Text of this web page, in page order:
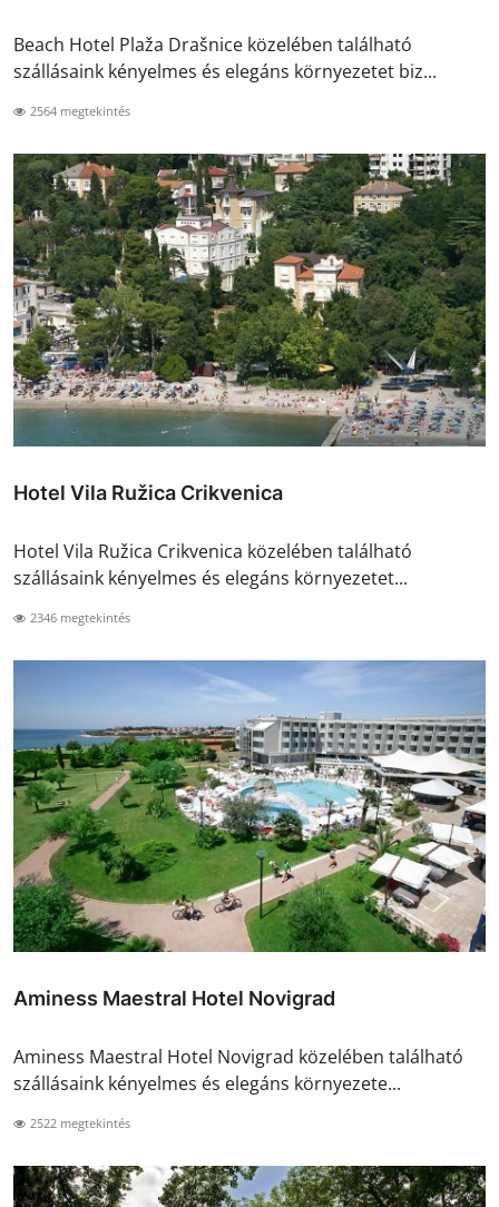
Beach Hotel Plaža Drašnice közelében található
szállásaink kényelmes és elegáns környezetet biz...
2564 megtekintés
Hotel Vila Ružica Crikvenica
Hotel Vila Ružica Crikvenica közelében található
szállásaink kényelmes és elegáns környezetet...
2346 megtekintés
Aminess Maestral Hotel Novigrad
Aminess Maestral Hotel Novigrad közelében található
szállásaink kényelmes és elegáns környezete...
2522 megtekintés